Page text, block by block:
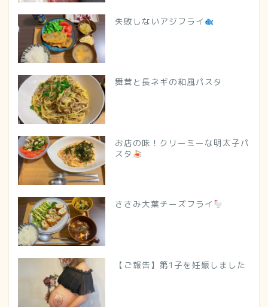
失敗しないアジフライ
舞茸と長ネギの和風パスタ
お店の味！クリーミーな明太子パ
スタ
ささみ大葉チーズフライ
【ご報告】第1子を妊娠しました